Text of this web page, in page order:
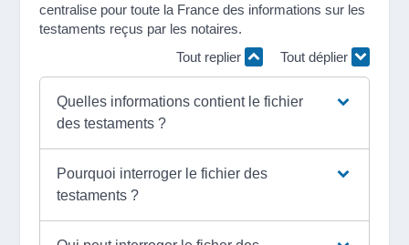
centralise pour toute la France des informations sur les
testaments reçus par les notaires.
Tout replier
Tout déplier
Quelles informations contient le fichier
des testaments ?
Pourquoi interroger le fichier des
testaments ?